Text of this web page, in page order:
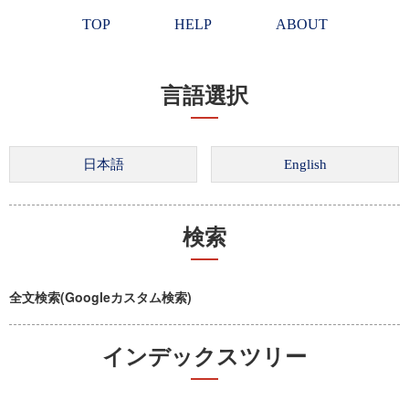
TOP HELP ABOUT
言語選択
検索
全文検索(Googleカスタム検索)
インデックスツリー